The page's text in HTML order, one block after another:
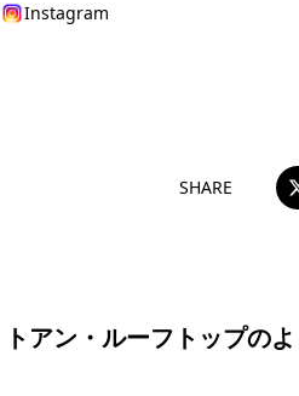
Instagram
SHARE
トアン・ルーフトップの